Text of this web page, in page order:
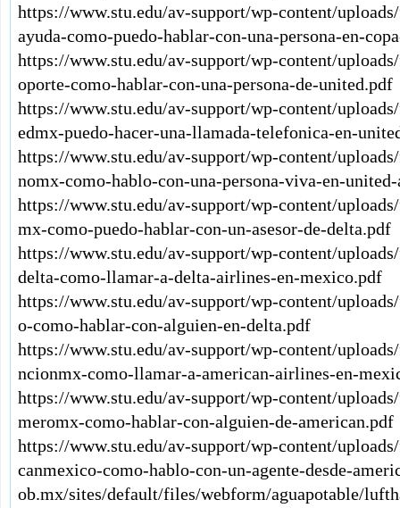
https://www.stu.edu/av-support/wp-content/
ayuda-como-puedo-hablar-con-una-persona-en-
https://www.stu.edu/av-support/wp-content/
oporte-como-hablar-con-una-persona-de-united.pdf
https://www.stu.edu/av-support/wp-content/
edmx-puedo-hacer-una-llamada-telefonica-en-
https://www.stu.edu/av-support/wp-content/
nomx-como-hablo-con-una-persona-viva-en-
https://www.stu.edu/av-support/wp-content/
mx-como-puedo-hablar-con-un-asesor-de-delta.pdf
https://www.stu.edu/av-support/wp-content/
delta-como-llamar-a-delta-airlines-en-mexico.pdf
https://www.stu.edu/av-support/wp-content/
o-como-hablar-con-alguien-en-delta.pdf
https://www.stu.edu/av-support/wp-content/
ncionmx-como-llamar-a-american-airlines-en-
https://www.stu.edu/av-support/wp-content/
meromx-como-hablar-con-alguien-de-american.pdf
https://www.stu.edu/av-support/wp-content/
canmexico-como-hablo-con-un-agente-desde-
ob.mx/sites/default/files/webform/aguapotable/